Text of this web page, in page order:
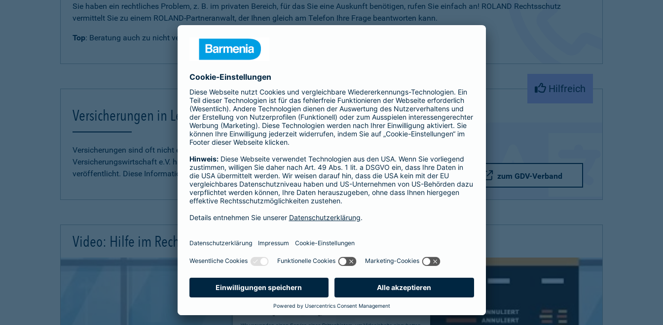
Sie haben ein rechtliches Problem, z. B. im privaten Bereich, für das Sie eine Auskunft benötigen, rufen Sie einfach an! ROLAND Rechtsschutz
vermittelt Sie zu einem ROLAND-Partneranwalt, der Ihnen gleich am Telefon Ihre Frage beantworten kann.
Top: Beratung auch zu nicht versicherten Rechtsfragen.
Hilfreich
Versicherungen in Leichter Sprache erklärt
Versicherungen sind oft nicht einfach zu verstehen. Der Gesamtverband der Deutschen
Versicherungswirtschaft e.V. hat
Informationen in Leichter Sprache zu diversen Versicherungen
veröffentlicht. Diese Informationen finden Sie hier.
zum GDV-Verband
Video: Hilfe im Rechtsschutzfall